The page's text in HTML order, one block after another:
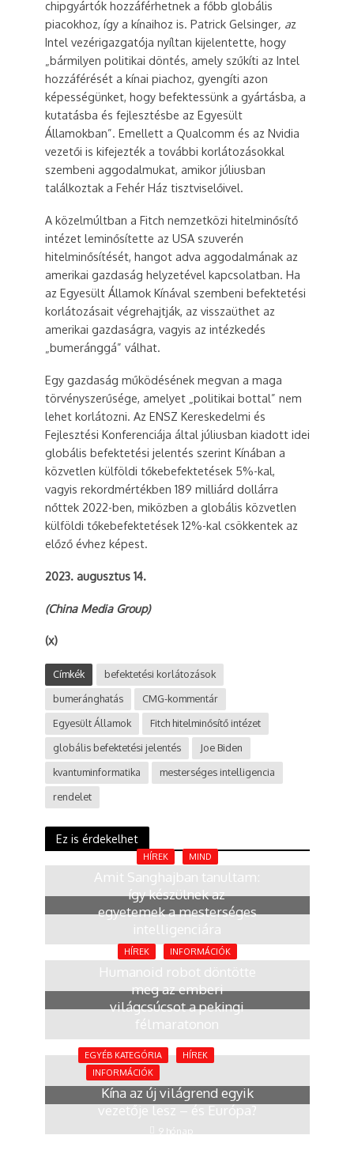
chipgyártók hozzáférhetnek a főbb globális
piacokhoz, így a kínaihoz is. Patrick Gelsinger, az
Intel vezérigazgatója nyíltan kijelentette, hogy
„bármilyen politikai döntés, amely szűkíti az Intel
hozzáférését a kínai piachoz, gyengíti azon
képességünket, hogy befektessünk a gyártásba, a
kutatásba és fejlesztésbe az Egyesült
Államokban”. Emellett a Qualcomm és az Nvidia
vezetői is kifejezték a további korlátozásokkal
szembeni aggodalmukat, amikor júliusban
találkoztak a Fehér Ház tisztviselőivel.
A közelmúltban a Fitch nemzetközi hitelminősítő
intézet leminősítette az USA szuverén
hitelminősítését, hangot adva aggodalmának az
amerikai gazdaság helyzetével kapcsolatban. Ha
az Egyesült Államok Kínával szembeni befektetési
korlátozásait végrehajtják, az visszaüthet az
amerikai gazdaságra, vagyis az intézkedés
„bumeránggá” válhat.
Egy gazdaság működésének megvan a maga
törvényszerűsége, amelyet „politikai bottal” nem
lehet korlátozni. Az ENSZ Kereskedelmi és
Fejlesztési Konferenciája által júliusban kiadott idei
globális befektetési jelentés szerint Kínában a
közvetlen külföldi tőkebefektetések 5%-kal,
vagyis rekordmértékben 189 milliárd dollárra
nőttek 2022-ben, miközben a globális közvetlen
külföldi tőkebefektetések 12%-kal csökkentek az
előző évhez képest.
2023. augusztus 14.
(China Media Group)
(x)
Címkék
befektetési korlátozások
bumeránghatás
CMG-kommentár
Egyesült Államok
Fitch hitelminősítő intézet
globális befektetési jelentés
Joe Biden
kvantuminformatika
mesterséges intelligencia
rendelet
Ez is érdekelhet
HÍREK MIND
Amit Sanghajban tanultam:
így készülnek az
egyetemek a mesterséges
intelligenciára
2 hónap
HÍREK INFORMÁCIÓK
Humanoid robot döntötte
meg az emberi
világcsúcsot a pekingi
félmaratonon
4 hónap
EGYÉB KATEGÓRIA
HÍREK
INFORMÁCIÓK
Kína az új világrend egyik
vezetője lesz – és Európa?
9 hónap